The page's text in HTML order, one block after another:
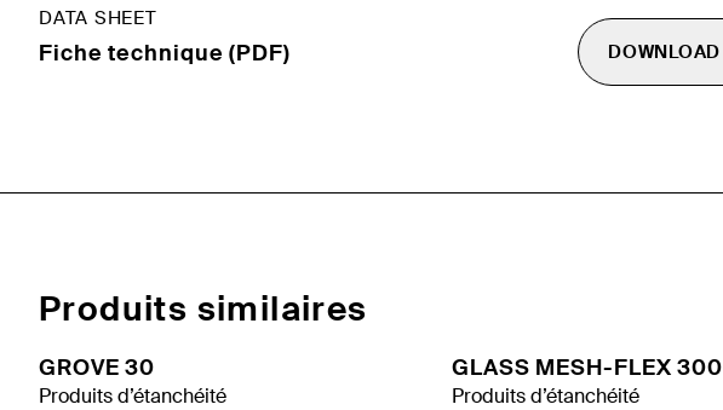
DATA SHEET
Fiche technique (PDF) DOWNLOAD
Produits similaires
GROVE 30
Produits d’étanchéité
GLASS MESH-FLEX 300
Produits d’étanchéité